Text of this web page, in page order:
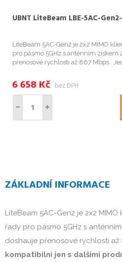
UBNT LiteBeam LBE-5AC-
LiteBeam 5AC-Gen2 je 2x2 MIMO
pro pásmo 5GHz s anténním ziskem
přenosové rychlosti až 867 Mbps .
nejlepší...
6 658 Kč bez DPH
ZÁKLADNÍ INFORMACE
LiteBeam 5AC-Gen2 je 2x2
řady pro pásmo 5GHz s anténním
doshauje přenosové rychlosti až
kompatibilní jen s dalšími